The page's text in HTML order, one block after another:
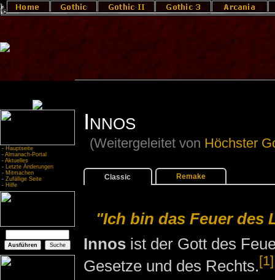
- Hauptseite
- Almanach-Portal
- Aktuelles
- Letzte Änderungen
- Mitmachen
- Zufällige Seite
- Hilfe
Innos
(Weitergeleitet von Höchster
Classic Remake
"Ich bin das Feuer des
Innosist der Gott des
Gesetze und des Rechts.[1]